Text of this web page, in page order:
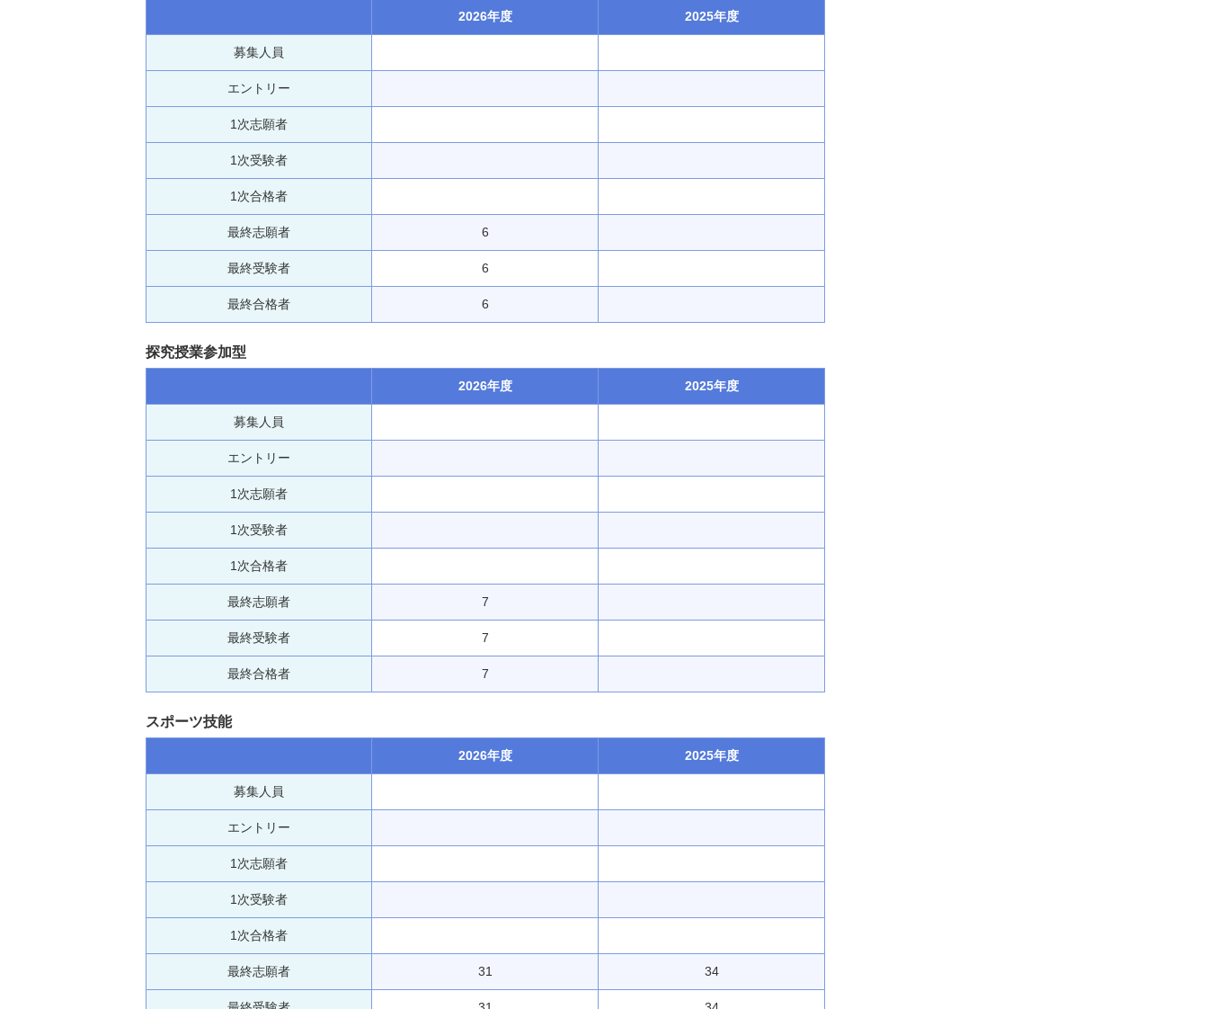
2026年度 2025年度
募集人員
エントリー
1次志願者
1次受験者
1次合格者
最終志願者 6
最終受験者 6
最終合格者 6
探究授業参加型
2026年度 2025年度
募集人員
エントリー
1次志願者
1次受験者
1次合格者
最終志願者 7
最終受験者 7
最終合格者 7
スポーツ技能
2026年度 2025年度
募集人員
エントリー
1次志願者
1次受験者
1次合格者
最終志願者 31 34